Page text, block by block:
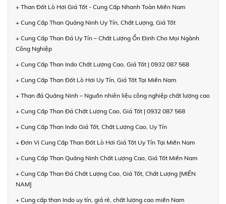
+ Than Đốt Lò Hơi Giá Tốt - Cung Cấp Nhanh Toàn Miền Nam
+ Cung Cấp Than Quảng Ninh Uy Tín, Chất Lượng, Giá Tốt
+ Cung Cấp Than Đá Uy Tín – Chất Lượng Ổn Định Cho Mọi Ngành
Công Nghiệp
+ Cung Cấp Than Indo Chất Lượng Cao, Giá Tốt | 0932 087 568
+ Cung Cấp Than Đốt Lò Hơi Uy Tín, Giá Tốt Tại Miền Nam
+ Than đá Quảng Ninh – Nguồn nhiên liệu công nghiệp chất lượng cao
+ Cung Cấp Than Đá Chất Lượng Cao, Giá Tốt | 0932 087 568
+ Cung Cấp Than Indo Giá Tốt, Chất Lượng Cao, Uy Tín
+ Đơn Vị Cung Cấp Than Đốt Lò Hơi Giá Tốt Uy Tín Tại Miền Nam
+ Cung Cấp Than Quảng Ninh Chất Lượng Cao, Giá Tốt Miền Nam
+ Cung Cấp Than Đá Chất Lượng Cao, Giá Tốt, Chất Lượng [MIỀN
NAM]
+ Cung cấp than Indo uy tín, giá rẻ, chất lượng cao miền Nam